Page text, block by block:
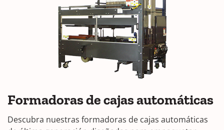
Formadoras de cajas automáticas
Descubra nuestras formadoras de cajas automáticas